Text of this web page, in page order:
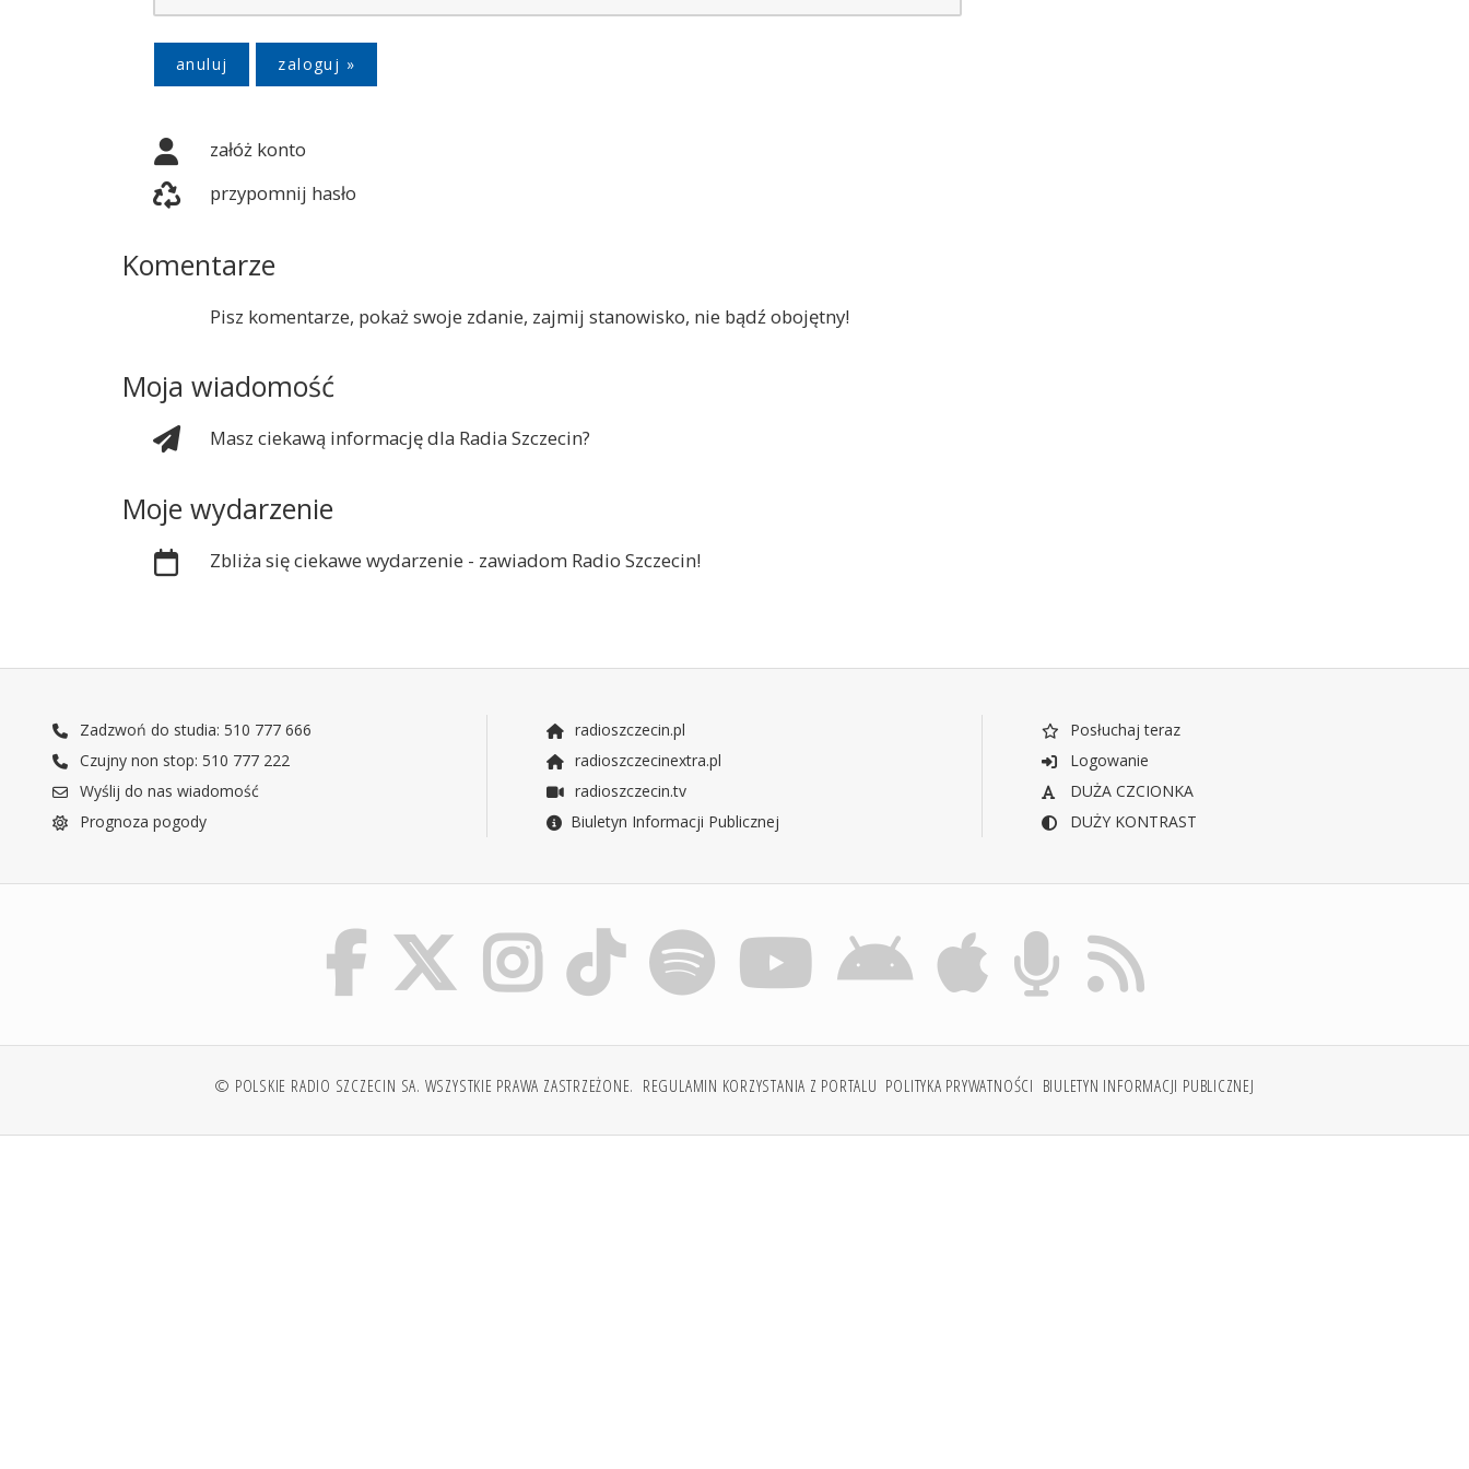
anuluj
załóż konto
przypomnij hasło
Komentarze
Pisz komentarze, pokaż swoje zdanie, zajmij stanowisko, nie bądź obojętny!
Moja wiadomość
Masz ciekawą informację dla Radia Szczecin?
Moje wydarzenie
Zbliża się ciekawe wydarzenie - zawiadom Radio Szczecin!
Zadzwoń do studia: 510 777 666
Czujny non stop: 510 777 222
Wyślij do nas wiadomość
Prognoza pogody
radioszczecin.pl
radioszczecinextra.pl
radioszczecin.tv
Biuletyn Informacji Publicznej
Posłuchaj teraz
Logowanie
DUŻA CZCIONKA
DUŻY KONTRAST
© POLSKIE RADIO SZCZECIN SA. WSZYSTKIE PRAWA ZASTRZEŻONE. REGULAMIN KORZYSTANIA Z PORTALU POLITYKA PRYWATNOŚCI BIULETYN INFORMACJI PUBLICZNEJ